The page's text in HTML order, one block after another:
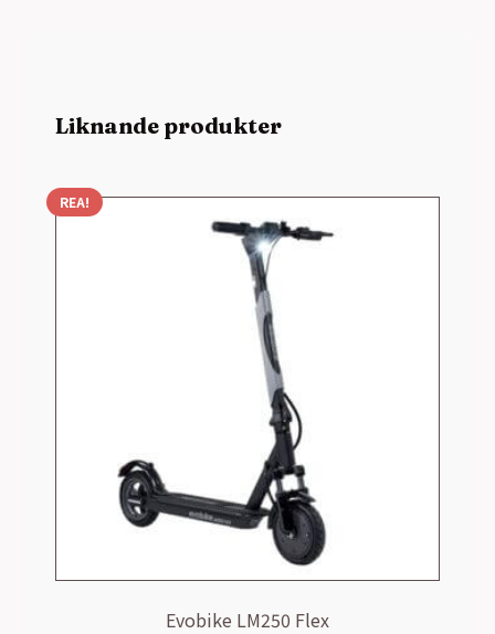
Liknande produkter
REA!
Evobike LM250 Flex